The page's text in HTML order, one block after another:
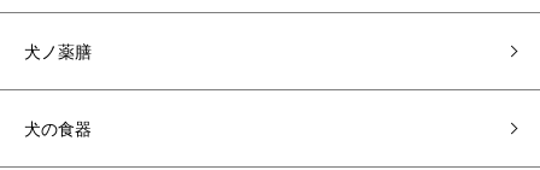
犬ノ薬膳
犬の食器